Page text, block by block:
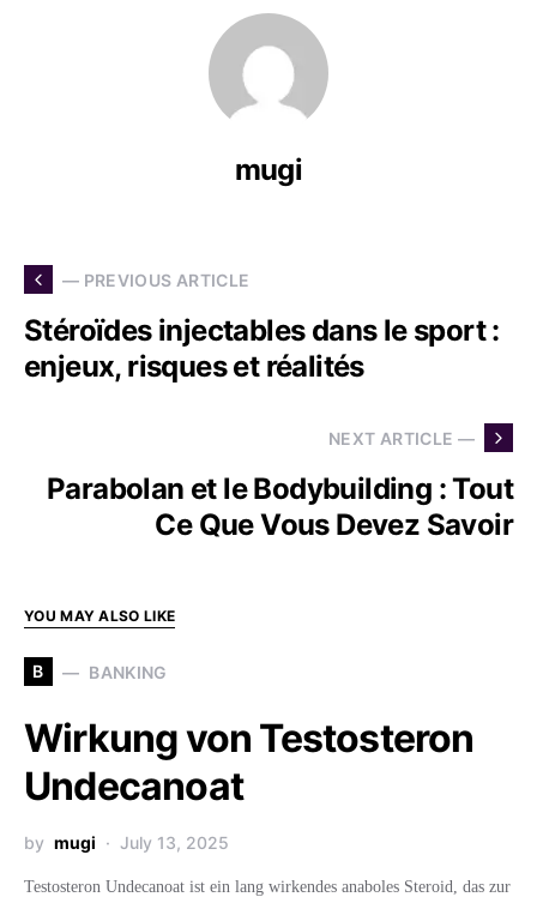
mugi
— PREVIOUS ARTICLE
Stéroïdes injectables dans le sport :
enjeux, risques et réalités
NEXT ARTICLE —
Parabolan et le Bodybuilding : Tout
Ce Que Vous Devez Savoir
YOU MAY ALSO LIKE
B BANKING
Wirkung von Testosteron
Undecanoat
by mugi July 13, 2025
Testosteron Undecanoat ist ein lang wirkendes anaboles Steroid, das zur